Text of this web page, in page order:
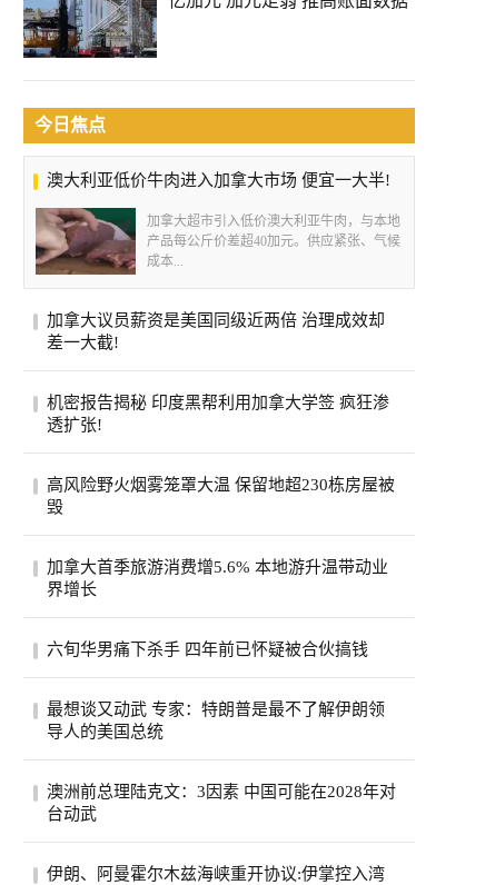
今日焦点
澳大利亚低价牛肉进入加拿大市场 便宜一大半!
加拿大超市引入低价澳大利亚牛肉，与本地
产品每公斤价差超40加元。供应紧张、气候
成本...
加拿大议员薪资是美国同级近两倍 治理成效却
差一大截!
员平均年薪约11.5万加元，是美国州级议员
机密报告揭秘 印度黑帮利用加拿大学签 疯狂渗
透扩张!
比什诺伊帮派头目戈迪·布拉尔持学生签证
高风险野火烟雾笼罩大温 保留地超230栋房屋被
毁
罩，奥卡纳根印第安保留地火灾致逾230栋
加拿大首季旅游消费增5.6% 本地游升温带动业
界增长
费按年上升5.6%，达295亿元，显示2026年
六旬华男痛下杀手 四年前已怀疑被合伙搞钱
案，现金投入800万元左右，总贷款1500万
元，全...
最想谈又动武 专家：特朗普是最不了解伊朗领
导人的美国总统
看板。（路透）特朗普总统自认擅长看透并
澳洲前总理陆克文：3因素 中国可能在2028年对
台动武
总理陆克文在澳洲广播公司（ABC）5日播
伊朗、阿曼霍尔木兹海峡重开协议:伊掌控入湾